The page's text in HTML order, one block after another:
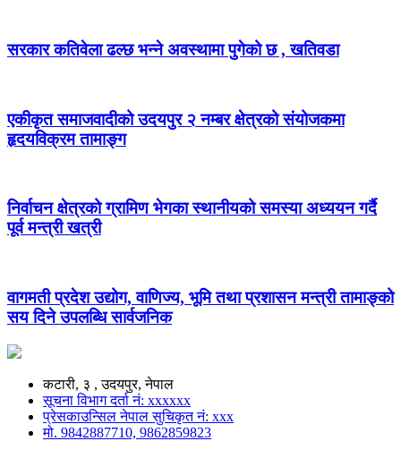
सरकार कतिवेला ढल्छ भन्ने अवस्थामा पुगेको छ , खतिवडा
एकीकृत समाजवादीको उदयपुर २ नम्बर क्षेत्रको संयोजकमा
हृदयविक्रम तामाङ्ग
निर्वाचन क्षेत्रको ग्रामिण भेगका स्थानीयको समस्या अध्ययन गर्दै
पूर्व मन्त्री खत्री
वागमती प्रदेश उद्योग, वाणिज्य, भूमि तथा प्रशासन मन्त्री तामाङ्को
सय दिने उपलब्धि सार्वजनिक
कटारी, ३ , उदयपुर, नेपाल
सूचना विभाग दर्ता नं: xxxxxx
प्रेसकाउन्सिल नेपाल सुचिकृत नं: xxx
मो. 9842887710, 9862859823